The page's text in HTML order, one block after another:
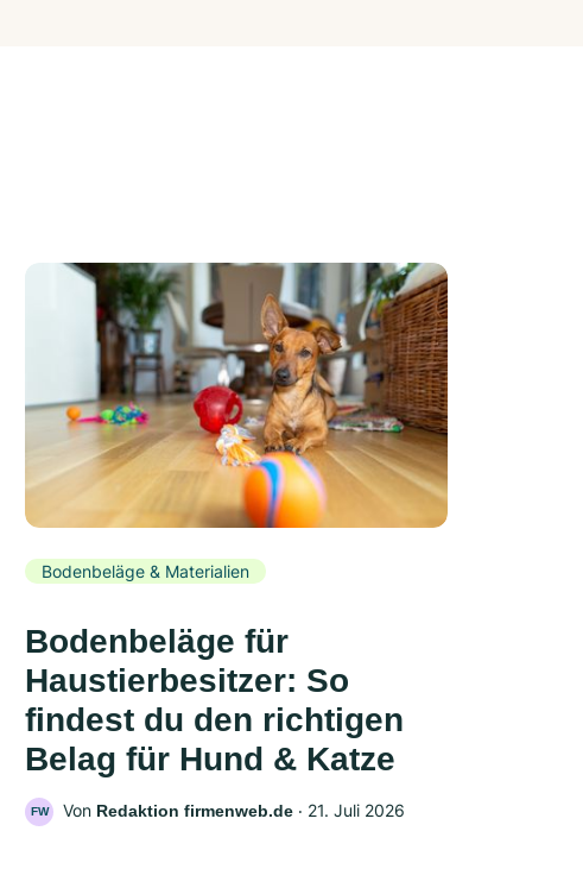
Bodenbeläge & Materialien
Bodenbeläge für
Haustierbesitzer: So
findest du den richtigen
Belag für Hund & Katze
FW Von Redaktion firmenweb.de ‧ 21. Juli 2026